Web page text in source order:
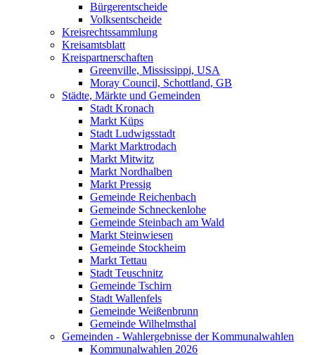
Bürgerentscheide
Volksentscheide
Kreisrechtssammlung
Kreisamtsblatt
Kreispartnerschaften
Greenville, Mississippi, USA
Moray Council, Schottland, GB
Städte, Märkte und Gemeinden
Stadt Kronach
Markt Küps
Stadt Ludwigsstadt
Markt Marktrodach
Markt Mitwitz
Markt Nordhalben
Markt Pressig
Gemeinde Reichenbach
Gemeinde Schneckenlohe
Gemeinde Steinbach am Wald
Markt Steinwiesen
Gemeinde Stockheim
Markt Tettau
Stadt Teuschnitz
Gemeinde Tschirn
Stadt Wallenfels
Gemeinde Weißenbrunn
Gemeinde Wilhelmsthal
Gemeinden - Wahlergebnisse der Kommunalwahlen
Kommunalwahlen 2026